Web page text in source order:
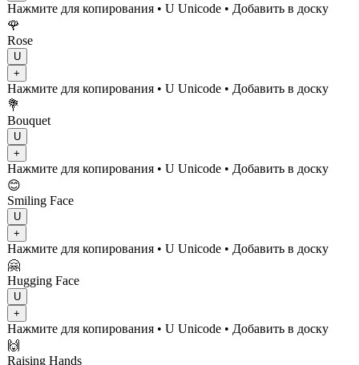
Нажмите для копирования • U Unicode • Добавить в доску
🌹
Rose
U
+
Нажмите для копирования • U Unicode • Добавить в доску
💐
Bouquet
U
+
Нажмите для копирования • U Unicode • Добавить в доску
😊
Smiling Face
U
+
Нажмите для копирования • U Unicode • Добавить в доску
🤗
Hugging Face
U
+
Нажмите для копирования • U Unicode • Добавить в доску
🙌
Raising Hands